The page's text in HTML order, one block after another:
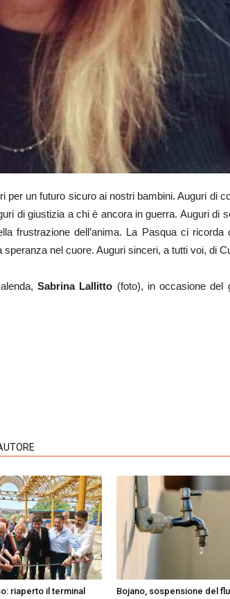
per un futuro sicuro ai nostri bambini. Auguri di
di giustizia a chi è ancora in guerra. Auguri di
frustrazione dell’anima. La Pasqua ci ricorda
nel cuore. Auguri sinceri, a tutti voi, di
Sabrina Lallitto (foto), in occasione del
riaperto il terminal
Bojano, sospensione del